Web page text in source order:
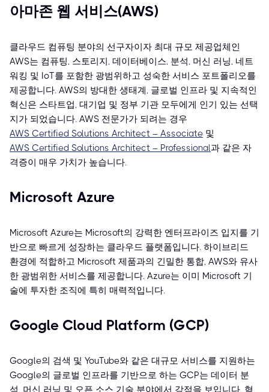
아마존 웹 서비스(AWS)
클라우드 컴퓨팅 분야의 선구자이자 최대 규모 제공업체인
AWS는 컴퓨팅, 스토리지, 데이터베이스, 분석, 머신 러닝, 네트
워킹 및 IoT를 포함한 광범위하고 성숙한 서비스 포트폴리오를
제공합니다. AWS의 방대한 생태계, 글로벌 인프라 및 지속적인
혁신은 스타트업, 대기업 및 정부 기관 모두에게 인기 있는 선택
지가 되었습니다. AWS 전문가가 되려는 경우
AWS Certified Solutions Architect – Associate 및
AWS Certified Solutions Architect – Professional과 같은 자
격증이 매우 가치가 높습니다.
Microsoft Azure
Microsoft Azure는 Microsoft의 강력한 엔터프라이즈 입지를 기
반으로 빠르게 성장하는 클라우드 플랫폼입니다. 하이브리드
환경에 적합하고 Microsoft 제품과의 긴밀한 통합, AWS와 유사
한 광범위한 서비스를 제공합니다. Azure는 이미 Microsoft 기
술에 투자한 조직에 특히 매력적입니다.
Google Cloud Platform (GCP)
Google의 검색 및 YouTube와 같은 대규모 서비스를 지원하는
Google의 글로벌 인프라를 기반으로 하는 GCP는 데이터 분
석, 머신 러닝 및 오픈 소스 기술 분야에서 강점을 보입니다. 혁